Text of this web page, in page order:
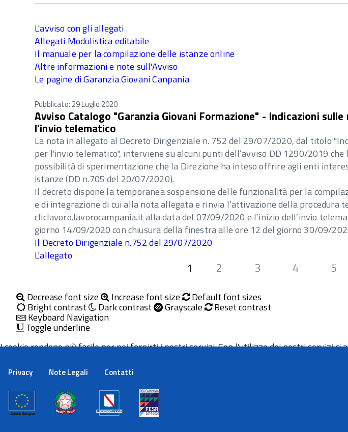
L'avviso con gli allegati
Allegati Modulistica editabile
Il manuale per la compilazione delle istanze online
Altre informazioni e note sull'Avviso
Le pagine di Garanzia Giovani Canpania
Pubblicato: 29 Luglio 2020
Avviso Catalogo "Garanzia Giovani Formazione" - Indicazioni
l'invio telematico
La nota in allegato al Decreto Dirigenziale n. 752 del 29/07/2020, dal titolo
per l'invio telematico", interviene su alcuni punti dell’avviso DD 1290/2019
possibilità di sperimentazione che la Direzione ha inteso offrire agli enti
istanze (DD n.705 del 20/07/2020).
Il decreto dispone la temporanea sospensione delle funzionalità per la
e di integrazione di cui alla nota allegata e rinvia l’attivazione della
cliclavoro.lavorocampania.it alla data del 07/09/2020 e l’inizio dell’invio
giorno 14/09/2020 con chiusura della finestra alle ore 12 del giorno 30/09/
Il Decreto Dirigenziale n.752 del 29/07/2020
L'allegato
1 2 3 4 5
Decrease font size Increase font size Default font sizes
Bright contrast Dark contrast Grayscale Reset contrast
Keyboard Navigation
Toggle underline
Privacy Note Legali Contatti
I cookie rendono più facile per noi fornirti i nostri servizi. Con l'utilizzo dei nostri servizi ci